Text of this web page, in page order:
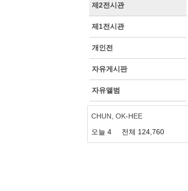
제2전시관
제1전시관
개인전
자유게시판
자유앨범
CHUN, OK-HEE
오늘 4 전체 124,760